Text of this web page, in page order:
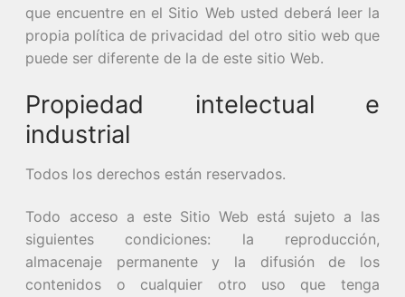
que encuentre en el Sitio Web usted deberá leer la
propia política de privacidad del otro sitio web que
puede ser diferente de la de este sitio Web.
Propiedad intelectual e
industrial
Todos los derechos están reservados.
Todo acceso a este Sitio Web está sujeto a las
siguientes condiciones: la reproducción,
almacenaje permanente y la difusión de los
contenidos o cualquier otro uso que tenga